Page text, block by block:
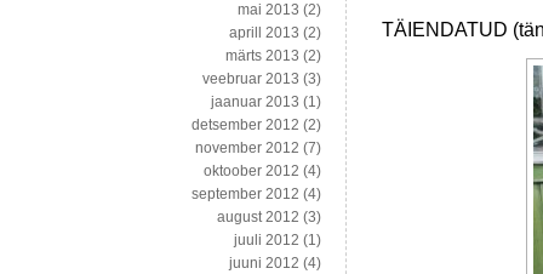
TÄIENDATUD
mai 2013 (2)
aprill 2013 (2)
märts 2013 (2)
veebruar 2013 (3)
jaanuar 2013 (1)
detsember 2012 (2)
november 2012 (7)
oktoober 2012 (4)
september 2012 (4)
august 2012 (3)
juuli 2012 (1)
juuni 2012 (4)